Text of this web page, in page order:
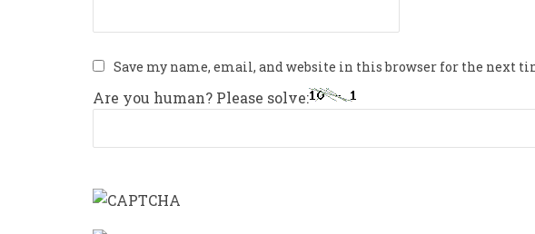
Save my name, email, and website in this browser for the next
Are you human? Please solve: